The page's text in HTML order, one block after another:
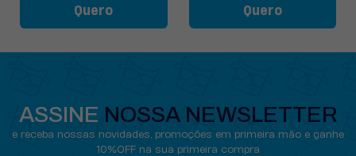
Quero Quero
ASSINE NOSSA NEWSLETTER
e receba nossas novidades, promoções em primeira mão e ganhe
10%OFF na sua primeira compra